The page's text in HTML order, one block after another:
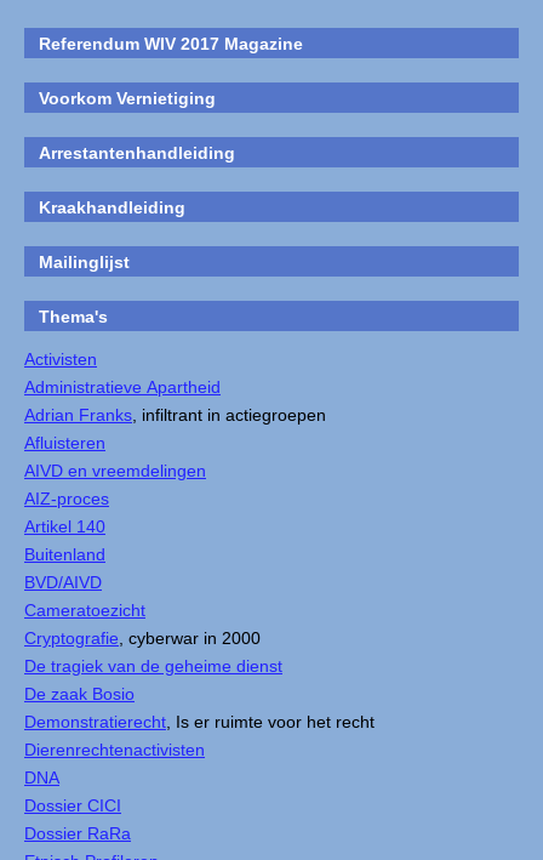
Referendum WIV 2017 Magazine
Voorkom Vernietiging
Arrestantenhandleiding
Kraakhandleiding
Mailinglijst
Thema's
Activisten
Administratieve Apartheid
Adrian Franks , infiltrant in actiegroepen
Afluisteren
AIVD en vreemdelingen
AIZ-proces
Artikel 140
Buitenland
BVD/AIVD
Cameratoezicht
Cryptografie , cyberwar in 2000
De tragiek van de geheime dienst
De zaak Bosio
Demonstratierecht , Is er ruimte voor het recht
Dierenrechtenactivisten
DNA
Dossier CICI
Dossier RaRa